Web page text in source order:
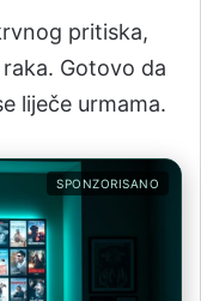
pritiska,
Gotovo da
liječe urmama.
SPONZORISANO